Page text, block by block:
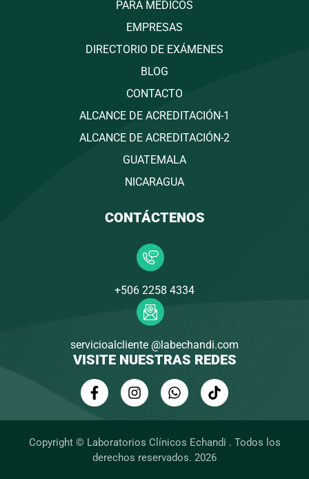
PARA MÉDICOS
EMPRESAS
DIRECTORIO DE EXÁMENES
BLOG
CONTACTO
ALCANCE DE ACREDITACIÓN-1
ALCANCE DE ACREDITACIÓN-2
GUATEMALA
NICARAGUA
CONTÁCTENOS
+506 2258 4334
servicioalcliente @labechandi.com
VISITE NUESTRAS REDES
F
a
b
o
I
n
a
g
W
h
s
a
T
i
o
k
Copyright © Laboratorios Clínicos Echandi . Todos los
derechos reservados. 2026